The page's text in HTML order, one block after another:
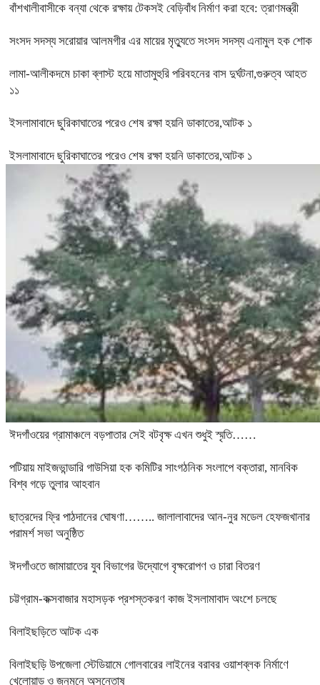
বাঁশখালীবাসীকে বন্যা থেকে রক্ষায় টেকসই বেড়িবাঁধ নির্মাণ করা হবে: ত্রাণমন্ত্রী
সংসদ সদস্য সরোয়ার আলমগীর এর মায়ের মৃত্যুতে সংসদ সদস্য এনামুল হক শোক
লামা-আলীকদমে চাকা ব্লাস্ট হয়ে মাতামুহুরি পরিবহনের বাস দুর্ঘটনা,গুরুত্ব আহত
১১
ইসলামাবাদে ছুরিকাঘাতের পরেও শেষ রক্ষা হয়নি ডাকাতের,আটক ১
ইসলামাবাদে ছুরিকাঘাতের পরেও শেষ রক্ষা হয়নি ডাকাতের,আটক ১
ঈদগাঁওয়ের গ্রামাঞ্চলে বড়পাতার সেই বটবৃক্ষ এখন শুধুই স্মৃতি……
পটিয়ায় মাইজভান্ডারি গাউসিয়া হক কমিটির সাংগঠনিক সংলাপে বক্তারা, মানবিক
বিশ্ব গড়ে তুলার আহবান
ছাত্রদের ফ্রি পাঠদানের ঘোষণা…….. জালালাবাদের আন-নুর মডেল হেফজখানার
পরামর্শ সভা অনুষ্ঠিত
ঈদগাঁওতে জামায়াতের যুব বিভাগের উদ্যোগে বৃক্ষরোপণ ও চারা বিতরণ
চট্টগ্রাম-কক্সবাজার মহাসড়ক প্রশস্তকরণ কাজ ইসলামাবাদ অংশে চলছে
বিলাইছড়িতে আটক এক
বিলাইছড়ি উপজেলা স্টেডিয়ামে গোলবারের লাইনের বরাবর ওয়াশব্লক নির্মাণে
খেলোয়াড় ও জনমনে অসন্তোষ